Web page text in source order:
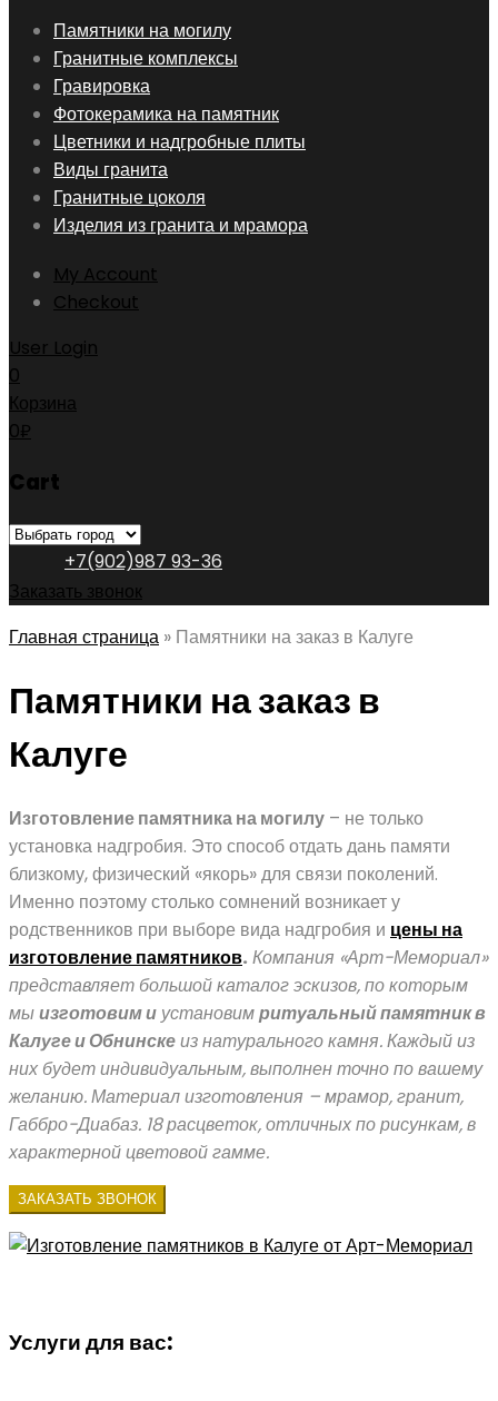
Skip
content
Памятники на могилу
Гранитные комплексы
Гравировка
Фотокерамика на памятник
Цветники и надгробные плиты
Виды гранита
Гранитные цоколя
Изделия из гранита и мрамора
My Account
Checkout
User Login
0
Корзина
0₽
Cart
+7(902)987 93-36
Заказать звонок
Главная страница » Памятники на заказ в Калуге
Памятники на заказ в
Калуге
Изготовление памятника на могилу – не только
установка надгробия. Это способ отдать дань памяти
близкому, физический «якорь» для связи поколений.
Именно поэтому столько сомнений возникает у
родственников при выборе вида надгробия и цены на
изготовление памятников. Компания «Арт-Мемориал»
представляет большой каталог эскизов, по которым
мыизготовим и установимритуальный памятник в
Калуге и Обнинскеиз натурального камня.Каждый из
них будет индивидуальным, выполнен точно по вашему
желанию. Материал изготовления – мрамор, гранит,
Габбро-Диабаз. 18 расцветок, отличных по рисункам, в
характерной цветовой гамме.
ЗАКАЗАТЬ ЗВОНОК
Услуги для вас: